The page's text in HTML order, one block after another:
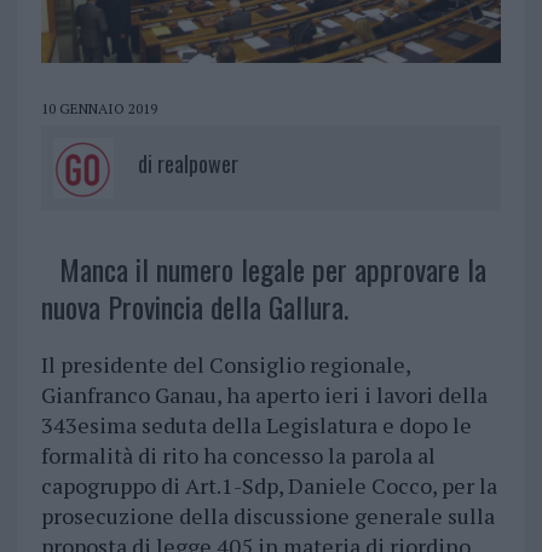
10 GENNAIO 2019
di realpower
Manca il numero legale per approvare la
nuova Provincia della Gallura.
Il presidente del Consiglio regionale,
Gianfranco Ganau, ha aperto ieri i lavori della
343esima seduta della Legislatura e dopo le
formalità di rito ha concesso la parola al
capogruppo di Art.1-Sdp, Daniele Cocco, per la
prosecuzione della discussione generale sulla